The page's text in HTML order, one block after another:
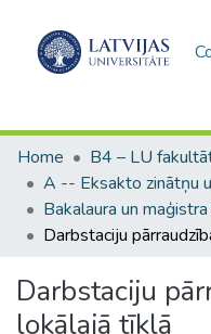
Home
Darbstaciju
lokālajā tīklā